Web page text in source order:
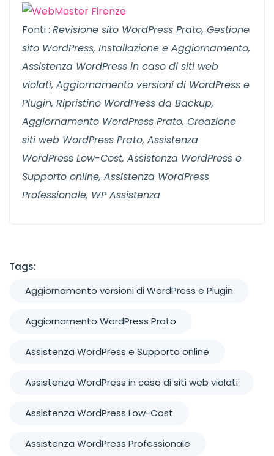
Fonti : Revisione sito WordPress Prato, Gestione
sito WordPress, Installazione e Aggiornamento,
Assistenza WordPress in caso di siti web
violati, Aggiornamento versioni di WordPress e
Plugin, Ripristino WordPress da Backup,
Aggiornamento WordPress Prato, Creazione
siti web WordPress Prato, Assistenza
WordPress Low-Cost, Assistenza WordPress e
Supporto online, Assistenza WordPress
Professionale, WP Assistenza
Tags:
Aggiornamento versioni di WordPress e Plugin
Aggiornamento WordPress Prato
Assistenza WordPress e Supporto online
Assistenza WordPress in caso di siti web violati
Assistenza WordPress Low-Cost
Assistenza WordPress Professionale